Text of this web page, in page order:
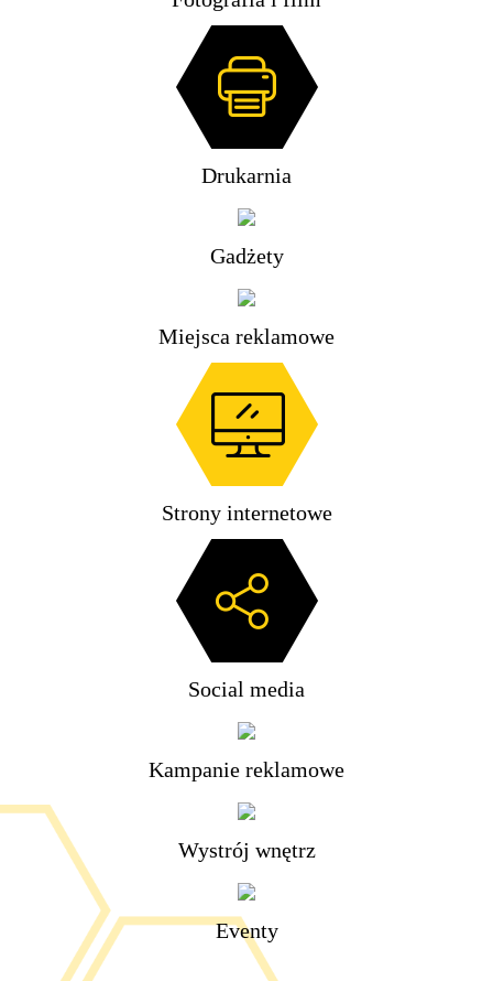
Drukarnia
Gadżety
Miejsca reklamowe
Strony internetowe
Social media
Kampanie reklamowe
Wystrój wnętrz
Eventy